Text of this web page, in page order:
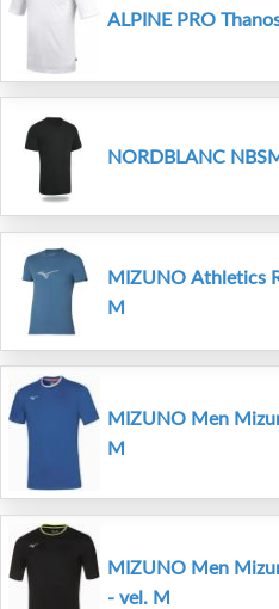
ALPINE PRO
NORDBLANC
MIZUNO Athletics
M
MIZUNO Men
M
MIZUNO Men
- vel. M